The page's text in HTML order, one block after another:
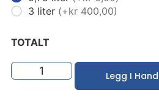
3 liter (+kr 400,00)
TOTALT
Legg I